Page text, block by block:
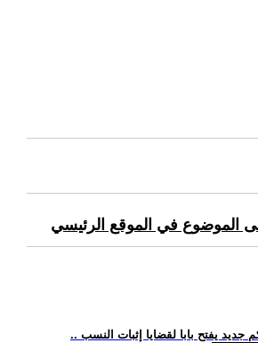
الموضوع في الموقع الرئيسي
يفتح بابا لقضايا إثبات النسب